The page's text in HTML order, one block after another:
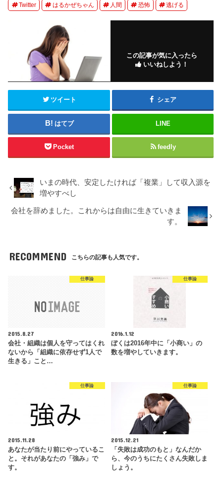
Twitter はるかぜちゃん 人間 恐怖 逃げる
この記事が気に入ったら
いいねしよう！
ツイート シェア
はてブ LINE
Pocket feedly
いまの時代、安定したければ「複業」して収入源を
増やすべし
会社を辞めました。これからは自由に生きていきま
す。
RECOMMEND こちらの記事も人気です。
仕事論
2015.8.27
会社・組織は個人を守ってはくれ
ないから「組織に依存せず1人で
生きる」こと…
仕事論
2016.1.12
ぼくは2016年中に「小商い」の
数を増やしていきます。
仕事論
2015.11.28
あなたが当たり前にやっているこ
と。それがあなたの「強み」で
す。
仕事論
2015.12.21
「失敗は成功のもと」なんだか
ら、今のうちにたくさん失敗しま
しょう。